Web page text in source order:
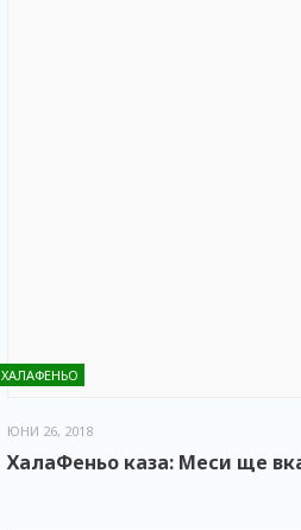
ХАЛАФЕНЬО
ЮНИ 26, 2018
ХалаФеньо каза: Меси ще